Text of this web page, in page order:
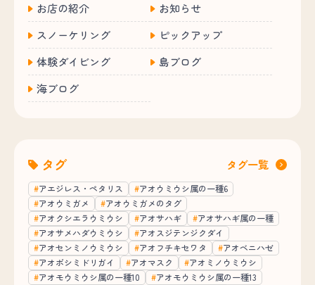
お店の紹介
お知らせ
スノーケリング
ピックアップ
体験ダイビング
島ブログ
海ブログ
タグ タグ一覧
アエジレス・ペタリス
アオウミウシ属の一種6
アオウミガメ
アオウミガメのタグ
アオクシエラウミウシ
アオサハギ
アオサハギ属の一種
アオサメハダウミウシ
アオスジテンジクダイ
アオセンミノウミウシ
アオフチキセワタ
アオベニハゼ
アオボシミドリガイ
アオマスク
アオミノウミウシ
アオモウミウシ属の一種10
アオモウミウシ属の一種13